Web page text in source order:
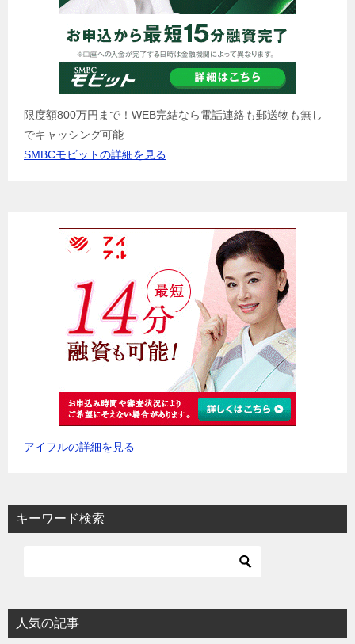
限度額800万円まで！WEB完結なら電話連絡も郵送物も無し
でキャッシング可能
SMBCモビットの詳細を見る
アイフルの詳細を見る
キーワード検索
人気の記事